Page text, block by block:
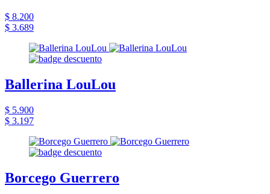
$ 8.200
$ 3.689
Ballerina LouLou
$ 5.900
$ 3.197
Borcego Guerrero